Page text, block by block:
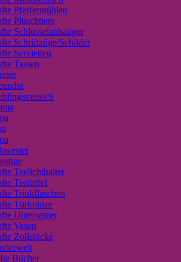
Pfeffermühlen
Plüschtiere
Schlüsselanhänger
Schriftzüge/Schilder
Servietten
Tassen
Teelichthalter
Teelöffel
Trinkflaschen
Türkränze
Untersetzer
Vasen
Zollstöcke
Bücher